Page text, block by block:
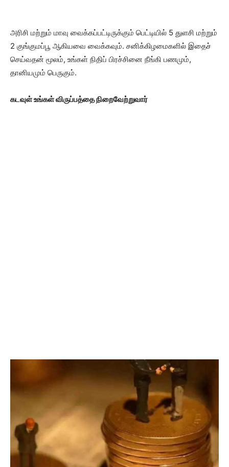
அரிசி மற்றும் மாவு வைக்கப்பட்டிருக்கும் பெட்டியில் 5 துளசி மற்றும்
2 குங்குமப்பூ ஆகியவை வைக்கவும். சனிக்கிழமைகளில் இதைச்
செய்வதன் மூலம், உங்கள் நிதிப் பிரச்சினை நீங்கி பணமும்,
தானியமும் பெருகும்.
கடவுள் உங்கள் விருப்பத்தை நிறைவேற்றுவார்